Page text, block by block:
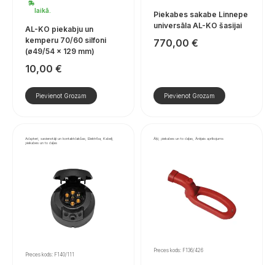
laikā.
AL-KO piekabju un
kemperu 70/60 silfoni
(ø49/54 × 129 mm)
10,00 €
Pievienot Grozam
Piekabes sakabe Linnepe
universāla AL-KO šasijai
770,00 €
Pievienot Grozam
Adapteri, savienotāji un kontaktdakšas, Elektrība, Kabeļi,
piekabes un to daļas
Preces kods: F140/111
Āķi, piekabes un to daļas, Ārējais aprīkojums
Preces kods: F136/426